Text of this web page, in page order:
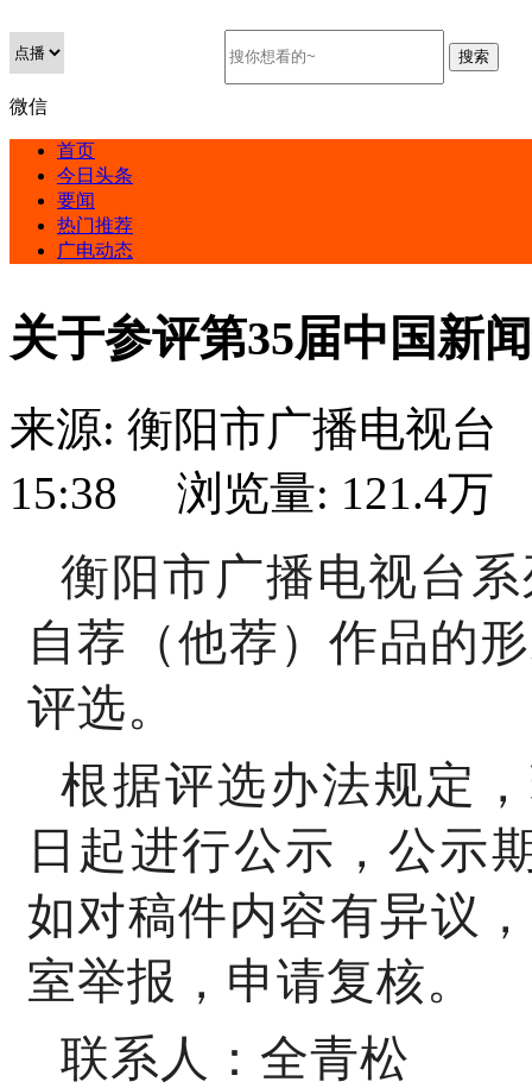
微信
首页
今日头条
要闻
热门推荐
广电动态
关于参评第35届中国新
来源: 衡阳市广播电视台
15:38
浏览量: 121.4万
衡阳市广播电视台
自荐（他荐）作品的
评选。
根据评选办法规定
日起进行公示，公示
如对稿件内容有异议
室举报，申请复核。
联系人： 全青松